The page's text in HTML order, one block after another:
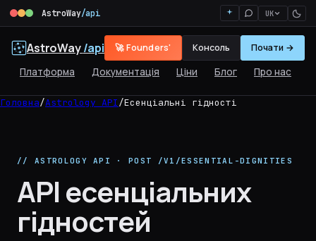
AstroWay/api UK
AstroWay/api
Платформа Документація Ціни Блог Про нас
🚀 Founders' Консоль Почати →
Головна/Astrology API/Есенціальні гідності
// ASTROLOGY API · POST /V1/ESSENTIAL-DIGNITIES
API есенціальних
гідностей